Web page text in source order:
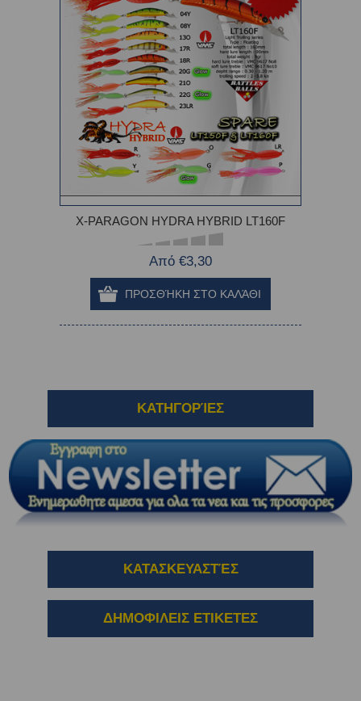
X-PARAGON HYDRA HYBRID LT160F
Από €3,30
ΚΑΤΗΓΟΡΊΕΣ
ΚΑΤΑΣΚΕΥΑΣΤΈΣ
ΔΗΜΟΦΙΛΕΙΣ ΕΤΙΚΕΤΕΣ